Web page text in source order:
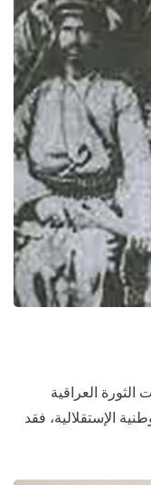
العراقية
الإستقلالية، فقد